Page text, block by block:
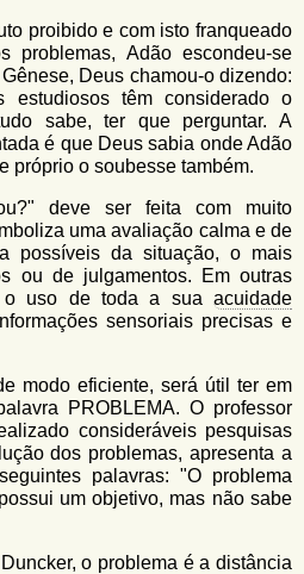
proibido e com isto franqueado
problemas, Adão escondeu-se
Deus chamou-o dizendo:
estudiosos têm considerado o
sabe, ter que perguntar. A
é que Deus sabia onde Adão
próprio o soubesse também.
deve ser feita com muito
uma avaliação calma e de
possíveis da situação, o mais
ou de julgamentos. Em outras
o uso de toda a sua acuidade
sensoriais precisas e
modo eficiente, será útil ter em
PROBLEMA. O professor
consideráveis pesquisas
dos problemas, apresenta a
palavras: "O problema
um objetivo, mas não sabe
o problema é a distância